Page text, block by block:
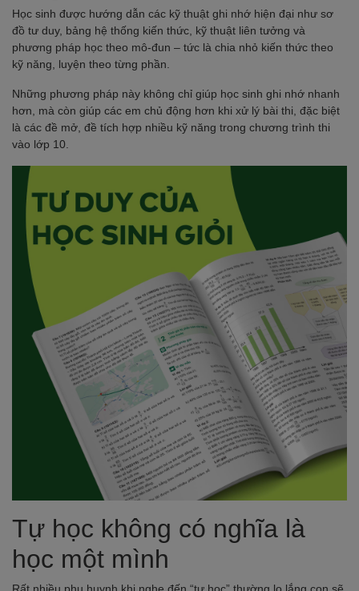
Học sinh được hướng dẫn các kỹ thuật ghi nhớ hiện đại như sơ
đồ tư duy, bảng hệ thống kiến thức, kỹ thuật liên tưởng và
phương pháp học theo mô-đun – tức là chia nhỏ kiến thức theo
kỹ năng, luyện theo từng phần.
Những phương pháp này không chỉ giúp học sinh ghi nhớ nhanh
hơn, mà còn giúp các em chủ động hơn khi xử lý bài thi, đặc biệt
là các đề mở, đề tích hợp nhiều kỹ năng trong chương trình thi
vào lớp 10.
Tự học không có nghĩa là
học một mình